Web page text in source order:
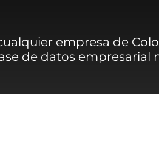
empresa de
de datos empresarial